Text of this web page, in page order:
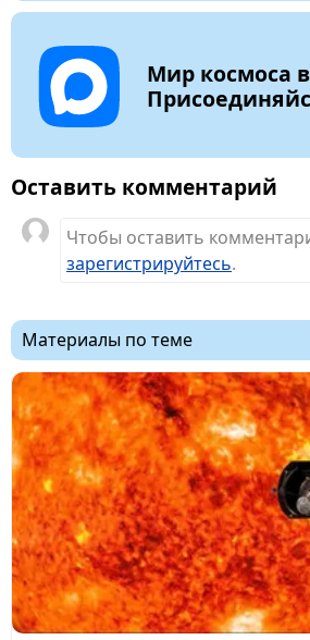
Мир космоса
Оставить комментарий
Чтобы оставить
зарегистрируйтесь.
Материалы по теме